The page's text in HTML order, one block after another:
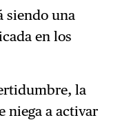
siendo una
en los
la
niega a activar